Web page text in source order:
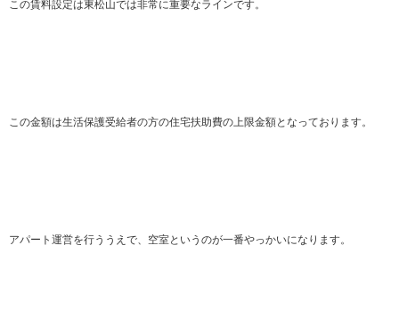
この賃料設定は東松山では非常に重要なラインです。
この金額は生活保護受給者の方の住宅扶助費の上限金額となっております。
アパート運営を行ううえで、空室というのが一番やっかいになります。